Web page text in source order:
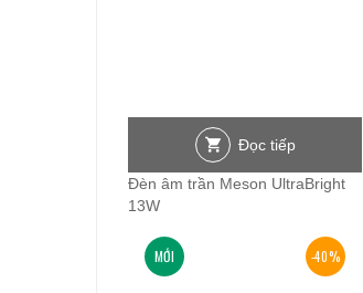
Đọc tiếp
Đèn âm trần Meson UltraBright
13W
-40%
MỚI